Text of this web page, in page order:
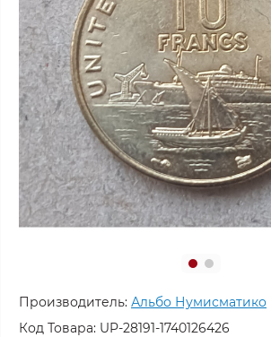
Производитель: Альбо Нумисматико
Код Товара: UP-28191-1740126426